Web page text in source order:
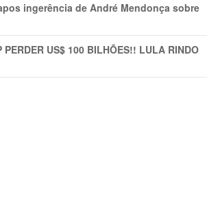
ingerência de André Mendonça sobre
US$ 100 BILHÕES!! LULA RINDO